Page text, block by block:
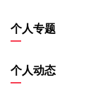
个人专题
个人动态